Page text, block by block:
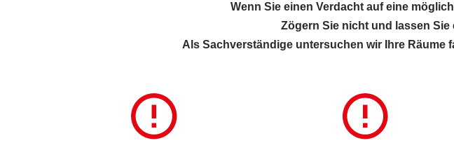
Wenn Sie einen Verdacht auf eine
Zögern Sie nicht und lassen
Als Sachverständige untersuchen wir Ihre